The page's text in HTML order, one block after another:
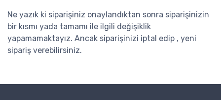
Ne yazık ki siparişiniz onaylandıktan sonra siparişinizin
bir kısmı yada tamamı ile ilgili değişiklik
yapamamaktayız. Ancak siparişinizi iptal edip , yeni
sipariş verebilirsiniz.